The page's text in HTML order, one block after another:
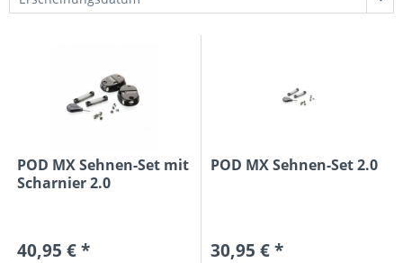
POD MX Sehnen-Set mit
Scharnier 2.0
40,95 € *
POD MX Sehnen-Set 2.0
30,95 € *